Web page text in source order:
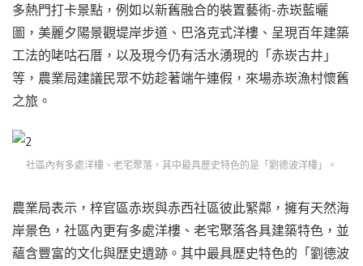
多熱門打卡景點，例如以新舊融合的裝置藝術-赤崁藍曬
圖，美麗夕陽景觀堤岸步道、巴洛克式洋樓、呈現百年建築
工法的咾咕石厝，以及現今仍有活水湧現的「赤崁古井」
等，農業局建議民眾不妨趁著端午連假，來場赤崁漁村懷舊
之旅。
社區內有多處洋樓、老宅聚落，其中最具歷史特色的是「劉德波洋樓」。
農業局表示，梓官區赤崁與赤西社區彼此緊鄰，擁有天然海
岸景色，社區內更有多處洋樓、老宅聚落各具建築特色，並
蘊含豐富的文化與歴史遺跡。其中最具歷史特色的「劉德波